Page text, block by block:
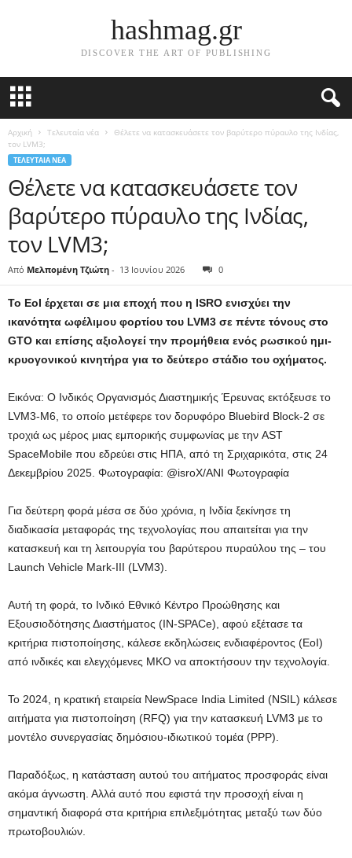
hashmag.gr
DISCOVER THE ART OF PUBLISHING
Αρχική Τελευταία νέα
Θέλετε να κατασκευάσετε τον βαρύτερο πύραυλο της Ινδίας,
τον LVM3;
ΤΕΛΕΥΤΑΊΑ ΝΈΑ
Θέλετε να κατασκευάσετε τον
βαρύτερο πύραυλο της Ινδίας,
τον LVM3;
Από Μελπομένη Τζιώτη - 13 Ιουνίου 2026 0
Το EoI έρχεται σε μια εποχή που η ISRO ενισχύει την
ικανότητα ωφέλιμου φορτίου του LVM3 σε πέντε τόνους στο
GTO και επίσης αξιολογεί την προμήθεια ενός ρωσικού ημι-
κρυογονικού κινητήρα για το δεύτερο στάδιο του οχήματος.
Εικόνα: Ο Ινδικός Οργανισμός Διαστημικής Έρευνας εκτόξευσε το
LVM3-M6, το οποίο μετέφερε τον δορυφόρο Bluebird Block-2 σε
τροχιά ως μέρος μιας εμπορικής συμφωνίας με την AST
SpaceMobile που εδρεύει στις ΗΠΑ, από τη Σριχαρικότα, στις 24
Δεκεμβρίου 2025. Φωτογραφία: @isroX/ANI Φωτογραφία
Για δεύτερη φορά μέσα σε δύο χρόνια, η Ινδία ξεκίνησε τη
διαδικασία μεταφοράς της τεχνολογίας που απαιτείται για την
κατασκευή και τη λειτουργία του βαρύτερου πυραύλου της – του
Launch Vehicle Mark-III (LVM3).
Αυτή τη φορά, το Ινδικό Εθνικό Κέντρο Προώθησης και
Εξουσιοδότησης Διαστήματος (IN-SPACe), αφού εξέτασε τα
κριτήρια πιστοποίησης, κάλεσε εκδηλώσεις ενδιαφέροντος (EoI)
από ινδικές και ελεγχόμενες ΜΚΟ να αποκτήσουν την τεχνολογία.
Το 2024, η κρατική εταιρεία NewSpace India Limited (NSIL) κάλεσε
αιτήματα για πιστοποίηση (RFQ) για την κατασκευή LVM3 με το
μοντέλο συνεργασίας δημόσιου-ιδιωτικού τομέα (PPP).
Παραδόξως, η κατάσταση αυτού του αιτήματος προσφοράς είναι
ακόμα άγνωστη. Αλλά αυτό που εφιστά την προσοχή είναι η
σημαντική διαφορά στα κριτήρια επιλεξιμότητας μεταξύ των δύο
πρωτοβουλιών.